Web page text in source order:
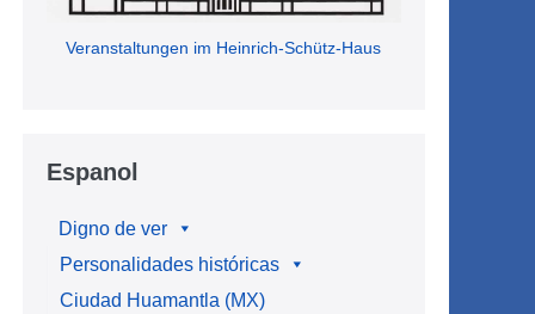
Veranstaltungen im Heinrich-Schütz-Haus
Espanol
Digno de ver
Personalidades históricas
Ciudad Huamantla (MX)